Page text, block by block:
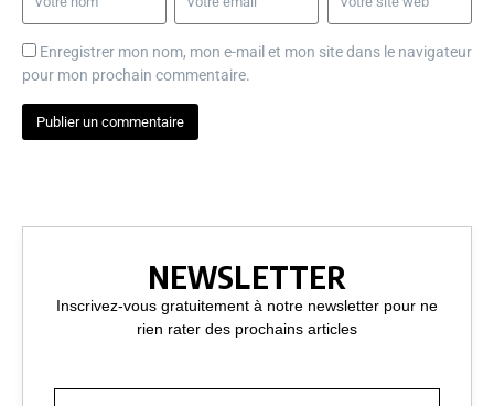
Enregistrer mon nom, mon e-mail et mon site dans le navigateur
pour mon prochain commentaire.
NEWSLETTER
Inscrivez-vous gratuitement à notre newsletter pour ne
rien rater des prochains articles